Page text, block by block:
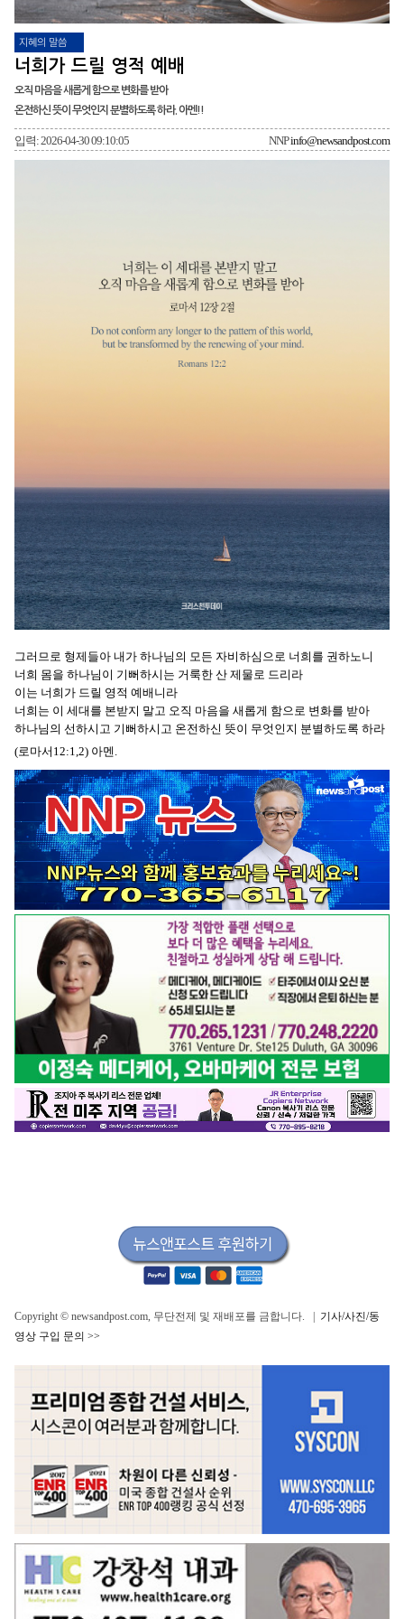
지혜의 말씀
너희가 드릴 영적 예배
오직 마음을 새롭게 함으로 변화를 받아
온전하신 뜻이 무엇인지 분별하도록 하라. 아멘!!
입력: 2026-04-30 09:10:05 NNPinfo@newsandpost.com
그러므로 형제들아 내가 하나님의 모든 자비하심으로 너희를 권하노니
너희 몸을 하나님이 기뻐하시는 거룩한 산 제물로 드리라
이는 너희가 드릴 영적 예배니라
너희는 이 세대를 본받지 말고 오직 마음을 새롭게 함으로 변화를 받아
하나님의 선하시고 기뻐하시고 온전하신 뜻이 무엇인지 분별하도록 하라
(로마서12:1,2) 아멘.
Copyright © newsandpost.com, 무단전제 및 재배포를 금합니다. | 기사/사진/동
영상 구입 문의 >>